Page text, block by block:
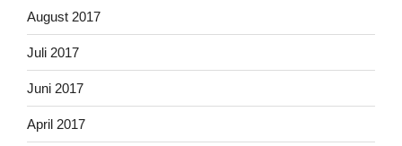
August 2017
Juli 2017
Juni 2017
April 2017